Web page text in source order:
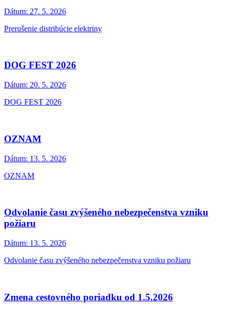
Dátum: 27. 5. 2026
Prerušenie distribúcie elektriny
DOG FEST 2026
Dátum: 20. 5. 2026
DOG FEST 2026
OZNAM
Dátum: 13. 5. 2026
OZNAM
Odvolanie času zvýšeného nebezpečenstva vzniku
požiaru
Dátum: 13. 5. 2026
Odvolanie času zvýšeného nebezpečenstva vzniku požiaru
Zmena cestovného poriadku od 1.5.2026